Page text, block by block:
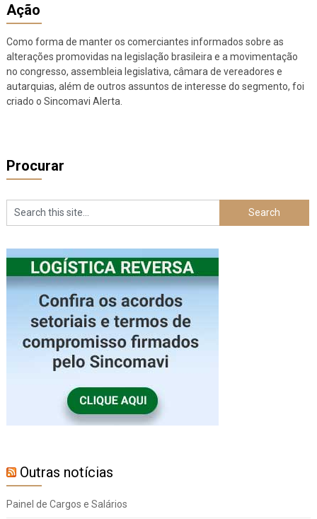
Ação
Como forma de manter os comerciantes informados sobre as
alterações promovidas na legislação brasileira e a movimentação
no congresso, assembleia legislativa, câmara de vereadores e
autarquias, além de outros assuntos de interesse do segmento, foi
criado o Sincomavi Alerta.
Procurar
Outras notícias
Painel de Cargos e Salários